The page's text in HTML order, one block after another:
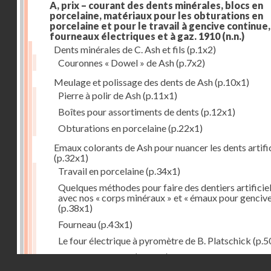
A, prix – courant des dents minérales, blocs en
porcelaine, matériaux pour les obturations en
porcelaine et pour le travail à gencive
fourneaux électriques et à gaz. 1910(n.n.)
Dents minérales de C. Ash et fils (p.1x2)
Couronnes « Dowel » de Ash(p.7x2)
Meulage et polissage des dents de Ash(p.10x1)
Pierre à polir de Ash(p.11x1)
Boîtes pour assortiments de dents (p.12x1)
Obturations en porcelaine(p.22x1)
Emaux colorants de Ash pour nuancer les dents
(p.32x1)
Travail en porcelaine(p.34x1)
Quelques méthodes pour faire des dentiers
avec nos « corps minéraux » et « émaux pour
(p.38x1)
Fourneau(p.43x1)
Le four électrique à pyromètre de B. Platschick
Pyromètre de Ash(p.53x1)